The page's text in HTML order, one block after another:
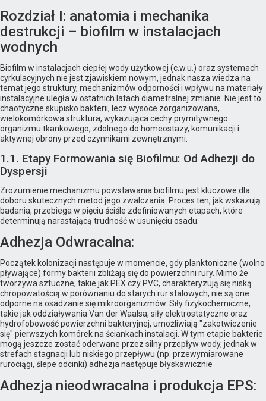
Rozdział I: anatomia i mechanika
destrukcji – biofilm w instalacjach
wodnych
Biofilm w instalacjach ciepłej wody użytkowej (c.w.u.) oraz systemach
cyrkulacyjnych nie jest zjawiskiem nowym, jednak nasza wiedza na
temat jego struktury, mechanizmów odporności i wpływu na materiały
instalacyjne uległa w ostatnich latach diametralnej zmianie. Nie jest to
chaotyczne skupisko bakterii, lecz wysoce zorganizowana,
wielokomórkowa struktura, wykazująca cechy prymitywnego
organizmu tkankowego, zdolnego do homeostazy, komunikacji i
aktywnej obrony przed czynnikami zewnętrznymi.
1.1. Etapy Formowania się Biofilmu: Od Adhezji do
Dyspersji
Zrozumienie mechanizmu powstawania biofilmu jest kluczowe dla
doboru skutecznych metod jego zwalczania. Proces ten, jak wskazują
badania, przebiega w pięciu ściśle zdefiniowanych etapach, które
determinują narastającą trudność w usunięciu osadu.
Adhezja Odwracalna:
Początek kolonizacji następuje w momencie, gdy planktoniczne (wolno
pływające) formy bakterii zbliżają się do powierzchni rury. Mimo że
tworzywa sztuczne, takie jak PEX czy PVC, charakteryzują się niską
chropowatością w porównaniu do starych rur stalowych, nie są one
odporne na osadzanie się mikroorganizmów. Siły fizykochemiczne,
takie jak oddziaływania Van der Waalsa, siły elektrostatyczne oraz
hydrofobowość powierzchni bakteryjnej, umożliwiają "zakotwiczenie
się" pierwszych komórek na ściankach instalacji. W tym etapie bakterie
mogą jeszcze zostać oderwane przez silny przepływ wody, jednak w
strefach stagnacji lub niskiego przepływu (np. przewymiarowane
rurociągi, ślepe odcinki) adhezja następuje błyskawicznie
Adhezja nieodwracalna i produkcja EPS: